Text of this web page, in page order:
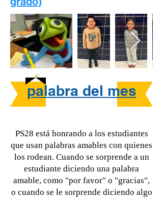
palabra del mes
PS28 está honrando a los estudiantes
que usan palabras amables con quienes
los rodean. Cuando se sorprende a un
estudiante diciendo una palabra
amable, como "por favor" o "gracias",
o cuando se le sorprende diciendo algo